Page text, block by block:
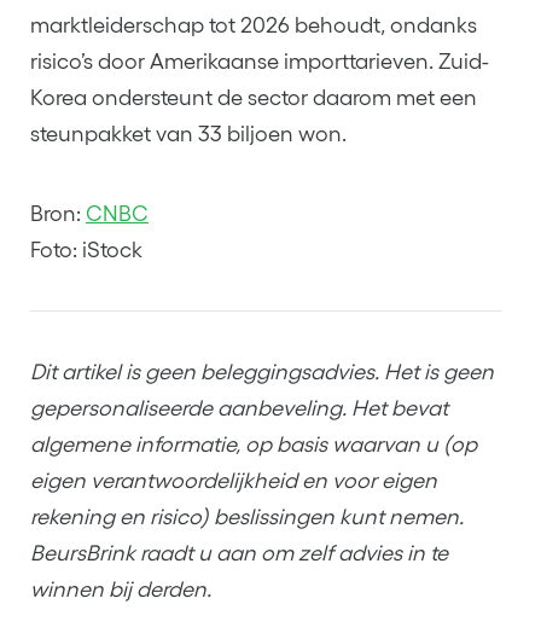
marktleiderschap tot 2026 behoudt, ondanks
risico’s door Amerikaanse importtarieven. Zuid-
Korea ondersteunt de sector daarom met een
steunpakket van 33 biljoen won.
Bron: CNBC
Foto: iStock
Dit artikel is geen beleggingsadvies. Het is geen
gepersonaliseerde aanbeveling. Het bevat
algemene informatie, op basis waarvan u (op
eigen verantwoordelijkheid en voor eigen
rekening en risico) beslissingen kunt nemen.
BeursBrink raadt u aan om zelf advies in te
winnen bij derden.